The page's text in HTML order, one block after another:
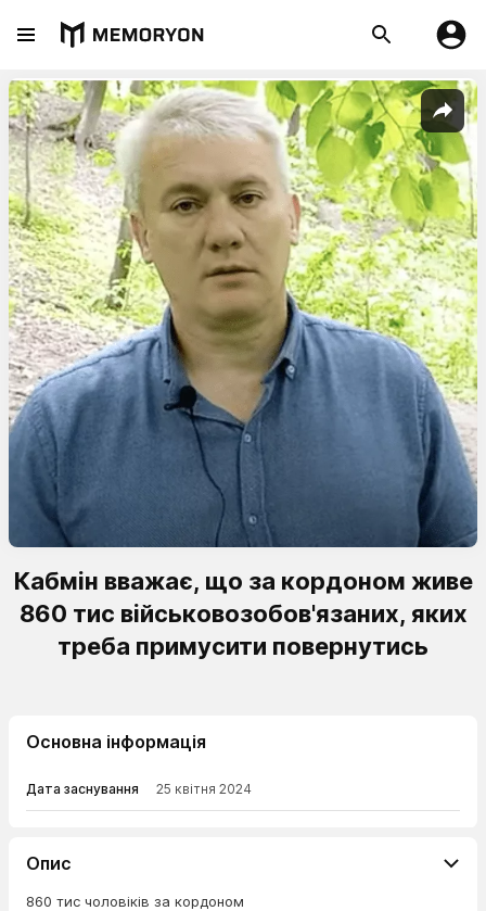
Кабмін вважає, що за кордоном живе
860 тис військовозобов'язаних, яких
треба примусити повернутись
Основна інформація
Дата заснування 25 квітня 2024
Опис
860 тис чоловіків за кордоном